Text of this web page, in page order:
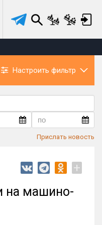
Настроить фильтр
Прислать новость
+
на машино-